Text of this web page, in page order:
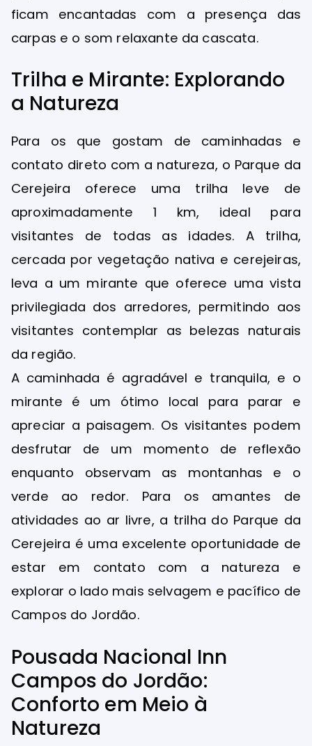
ficam encantadas com a presença das
carpas e o som relaxante da cascata.
Trilha e Mirante: Explorando
a Natureza
Para os que gostam de caminhadas e
contato direto com a natureza, o Parque da
Cerejeira oferece uma trilha leve de
aproximadamente 1 km, ideal para
visitantes de todas as idades. A trilha,
cercada por vegetação nativa e cerejeiras,
leva a um mirante que oferece uma vista
privilegiada dos arredores, permitindo aos
visitantes contemplar as belezas naturais
da região.
A caminhada é agradável e tranquila, e o
mirante é um ótimo local para parar e
apreciar a paisagem. Os visitantes podem
desfrutar de um momento de reflexão
enquanto observam as montanhas e o
verde ao redor. Para os amantes de
atividades ao ar livre, a trilha do Parque da
Cerejeira é uma excelente oportunidade de
estar em contato com a natureza e
explorar o lado mais selvagem e pacífico de
Campos do Jordão.
Pousada Nacional Inn
Campos do Jordão:
Conforto em Meio à
Natureza